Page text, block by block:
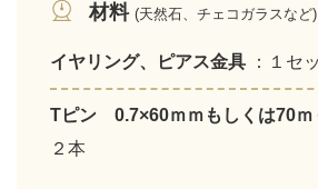
材料 (天然石、チェコガラスなど)
イヤリング、ピアス金具 ：１セ
Tピン 0.7×60ｍｍもしくは70ｍ
２本